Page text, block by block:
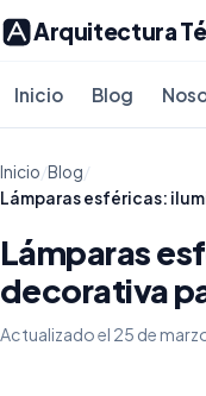
Arquitectura
Inicio Blog
Inicio/Blog/
Lámparas esféricas:
Lámparas
decorativa
Actualizado el 25 de